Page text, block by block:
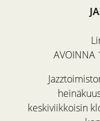
AVOINNA
keskiviikkoisin